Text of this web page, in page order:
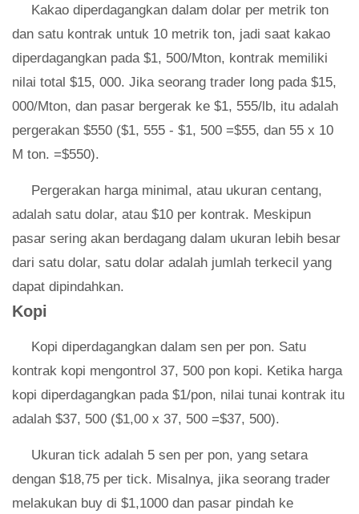
Kakao diperdagangkan dalam dolar per metrik ton
dan satu kontrak untuk 10 metrik ton, jadi saat kakao
diperdagangkan pada $1, 500/Mton, kontrak memiliki
nilai total $15, 000. Jika seorang trader long pada $15,
000/Mton, dan pasar bergerak ke $1, 555/lb, itu adalah
pergerakan $550 ($1, 555 - $1, 500 =$55, dan 55 x 10
M ton. =$550).
Pergerakan harga minimal, atau ukuran centang,
adalah satu dolar, atau $10 per kontrak. Meskipun
pasar sering akan berdagang dalam ukuran lebih besar
dari satu dolar, satu dolar adalah jumlah terkecil yang
dapat dipindahkan.
Kopi
Kopi diperdagangkan dalam sen per pon. Satu
kontrak kopi mengontrol 37, 500 pon kopi. Ketika harga
kopi diperdagangkan pada $1/pon, nilai tunai kontrak itu
adalah $37, 500 ($1,00 x 37, 500 =$37, 500).
Ukuran tick adalah 5 sen per pon, yang setara
dengan $18,75 per tick. Misalnya, jika seorang trader
melakukan buy di $1,1000 dan pasar pindah ke